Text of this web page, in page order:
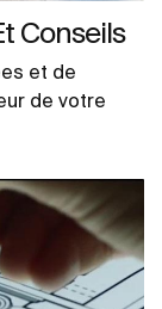
Conseils
et de
de votre